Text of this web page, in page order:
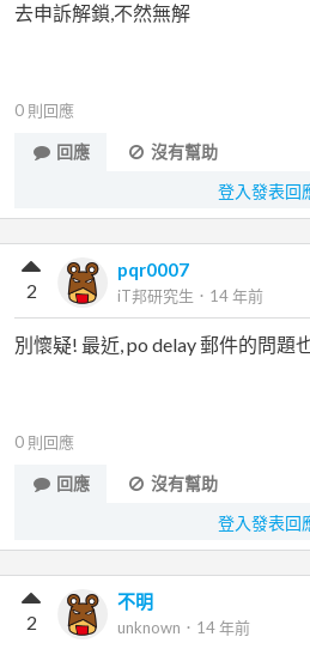
去申訴解鎖,不然無解
0 則回應
回應
沒有幫助
登入發表回
pqr0007
iT邦研究生 ． 14 年前
2
別懷疑! 最近, po delay 郵件的問題
0 則回應
回應
沒有幫助
登入發表回
不明
unknown ． 14 年前
2